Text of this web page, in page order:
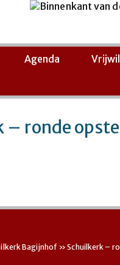
de
Agenda
– ronde
Bagijnhof »Schuilkerk –